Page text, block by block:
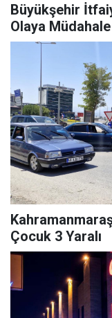
Büyükşehir
Olaya
Çocuk 3 Yaralı